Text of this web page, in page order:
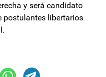
y será candidato
postulantes libertarios
“No existe sustento legal
Catamarca al rojo vivo: el